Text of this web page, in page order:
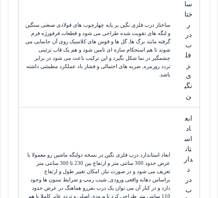
سا
ختا
ر
در
ب
فل
ز
ی
نگی
ن
ساختار درب فلزی نگین بر پایه چهارچوب های فولادی صنعتی سنگین
و لنگه های تقویت شده طراحی می شود و قطعات فرفورژه فرم
گرفته مانند برگ ها, گل ها و قوس های کلاسیک روی آن جانمایی می
شوند تا هم استحکام سازه ای تامین شود و هم یک قاب تزئینی
چشمگیر در نما شکل بگیرد و این ترکیب باعث می شود در برابر
تردد روزمره, ضربه های احتمالی و فشار باد عملکرد مطمئنی داشته
باشد.
ابع
اد
اس
تان
دار
د
در
ب
ابعاد استاندارد درب فلزی نگین در نسخه دولنگه ماشین رو معمولا با
عرض حدود 300 سانتی متر و ارتفاع بین 230 تا 300 سانتی متر
تعریف می شود و در صورت نیاز, امکان تغییر طول و ارتفاع
براساس دهانه واقعی ورودی, شیب رمپ و شرایط ستون ها وجود
دارد و در کنار آن می توان یک درب نفررو هماهنگ در عرض حدود
110 سانتی متر طراحی کرد تا ورودی اصلی و تردد عابر کاملا با هم